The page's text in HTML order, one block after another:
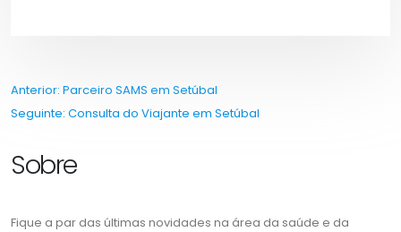
Navegação
de
artigos
Anterior: Parceiro SAMS em Setúbal
Seguinte: Consulta do Viajante em Setúbal
Sobre
Fique a par das últimas novidades na área da saúde e da